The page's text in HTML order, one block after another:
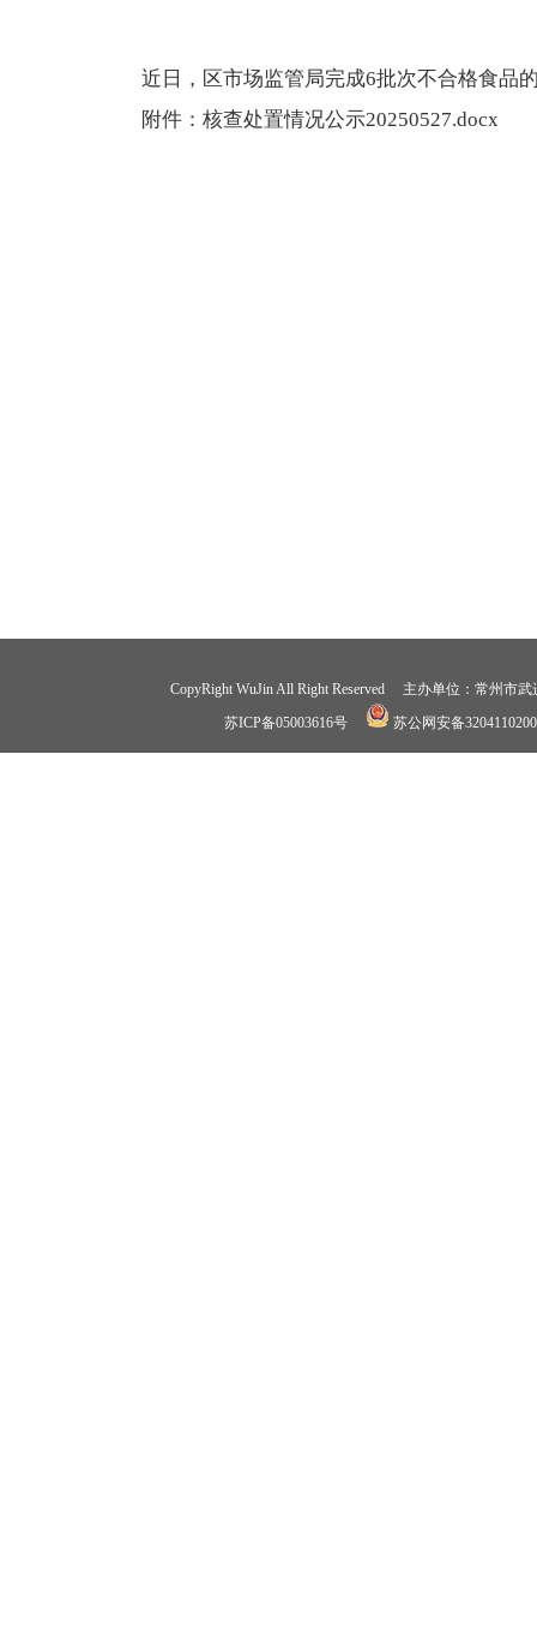
近日，区市场监管局完成6批次不合格食品
附件： 核查处置情况公示20250527.docx
CopyRight WuJin All Right Reserved 主办单位：常州
苏ICP备05003616号
苏公网安备